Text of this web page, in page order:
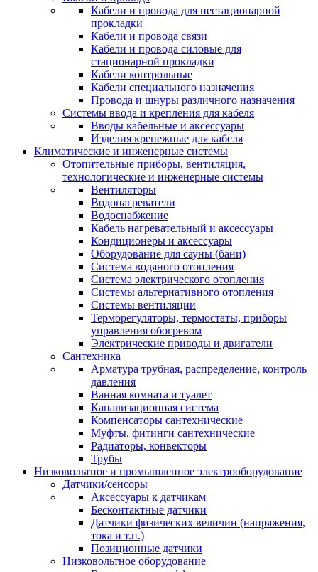
Кабели и провода для нестационарной
прокладки
Кабели и провода связи
Кабели и провода силовые для
стационарной прокладки
Кабели контрольные
Кабели специального назначения
Провода и шнуры различного назначения
Системы ввода и крепления для кабеля
Вводы кабельные и аксессуары
Изделия крепежные для кабеля
Климатические и инженерные системы
Отопительные приборы, вентиляция,
технологические и инженерные системы
Вентиляторы
Водонагреватели
Водоснабжение
Кабель нагревательный и аксессуары
Кондиционеры и аксессуары
Оборудование для сауны (бани)
Система водяного отопления
Система электрического отопления
Системы альтернативного отопления
Системы вентиляции
Терморегуляторы, термостаты, приборы
управления обогревом
Электрические приводы и двигатели
Сантехника
Арматура трубная, распределение, контроль
давления
Ванная комната и туалет
Канализационная система
Компенсаторы сантехнические
Муфты, фитинги сантехнические
Радиаторы, конвекторы
Трубы
Низковольтное и промышленное электрооборудование
Датчики/сенсоры
Аксессуары к датчикам
Бесконтактные датчики
Датчики физических величин (напряжения,
тока и т.п.)
Позиционные датчики
Низковольтное оборудование